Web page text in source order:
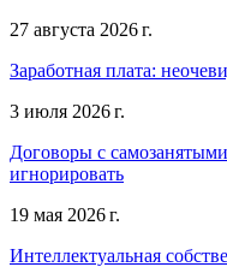
27 августа 2026 г.
Заработная плата:
3 июля 2026 г.
Договоры с
игнорировать
19 мая 2026 г.
Интеллектуальная